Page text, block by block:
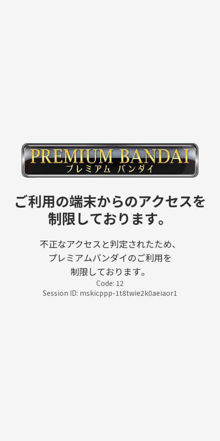
ご利用の端末からのアクセスを
制限しております。
不正なアクセスと判定されたため、
プレミアムバンダイのご利用を
制限しております。
Code: 12
Session ID: mskicppp-1t8twie2k0aeiaor1